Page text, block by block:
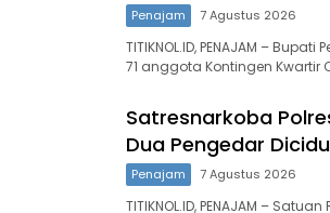
Penajam 7 Agustus 2026
TITIKNOL.ID, PENAJAM –
71 anggota Kontingen Kwartir
Satresnarkoba
Dua Pengedar
Penajam 7 Agustus 2026
TITIKNOL.ID, PENAJAM –